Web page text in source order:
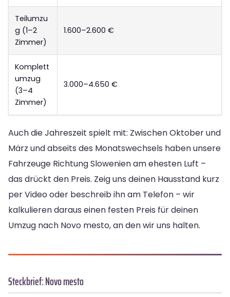
Teilumzu
g (1–2
Zimmer)
1.600–2.600 €
Komplett
umzug
(3–4
Zimmer)
3.000–4.650 €
Auch die Jahreszeit spielt mit: Zwischen Oktober und
März und abseits des Monatswechsels haben unsere
Fahrzeuge Richtung Slowenien am ehesten Luft –
das drückt den Preis. Zeig uns deinen Hausstand kurz
per Video oder beschreib ihn am Telefon – wir
kalkulieren daraus einen festen Preis für deinen
Umzug nach Novo mesto, an den wir uns halten.
Steckbrief: Novo mesto